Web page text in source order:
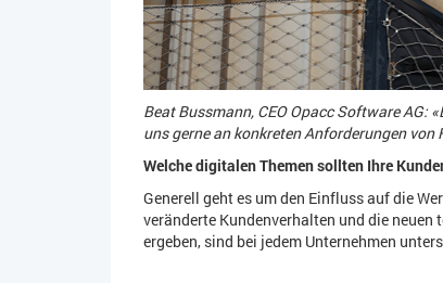
Beat Bussmann, CEO Opacc Software AG:
uns gerne an konkreten Anforderungen von
Welche digitalen Themen sollten Ihre
Generell geht es um den Einfluss auf die
veränderte Kundenverhalten und die
ergeben, sind bei jedem Unternehmen